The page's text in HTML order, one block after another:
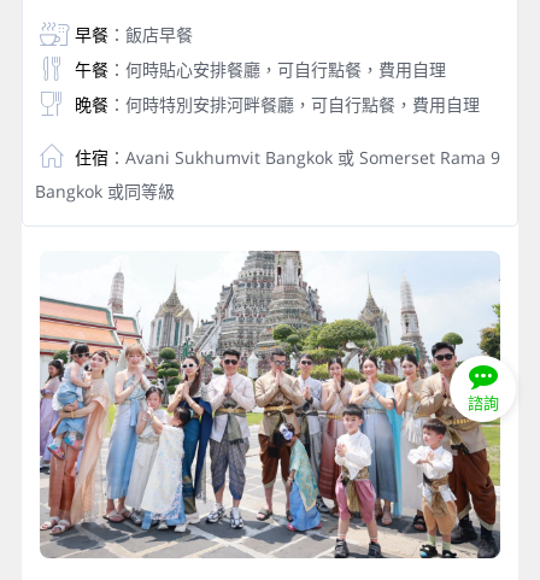
早餐：飯店早餐
午餐：何時貼心安排餐廳，可自行點餐，費用自理
晚餐：何時特別安排河畔餐廳，可自行點餐，費用自理
住宿 ：Avani Sukhumvit Bangkok 或 Somerset Rama 9
Bangkok 或同等級
諮詢